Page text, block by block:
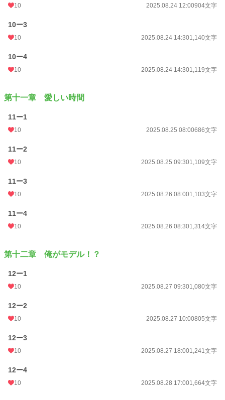
10 2025.08.24 12:00904文字
10ー3
10 2025.08.24 14:301,140文字
10ー4
10 2025.08.24 14:301,119文字
第十一章 愛しい時間
11ー1
10 2025.08.25 08:00686文字
11ー2
10 2025.08.25 09:301,109文字
11ー3
10 2025.08.26 08:001,103文字
11ー4
10 2025.08.26 08:301,314文字
第十二章 俺がモデル！？
12ー1
10 2025.08.27 09:301,080文字
12ー2
10 2025.08.27 10:00805文字
12ー3
10 2025.08.27 18:001,241文字
12ー4
10 2025.08.28 17:001,664文字